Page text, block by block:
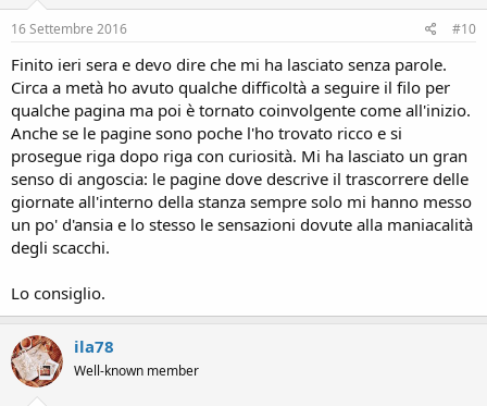
16 Settembre 2016 #10
Finito ieri sera e devo dire che mi ha lasciato senza parole.
Circa a metà ho avuto qualche difficoltà a seguire il filo per
qualche pagina ma poi è tornato coinvolgente come all'inizio.
Anche se le pagine sono poche l'ho trovato ricco e si
prosegue riga dopo riga con curiosità. Mi ha lasciato un gran
senso di angoscia: le pagine dove descrive il trascorrere delle
giornate all'interno della stanza sempre solo mi hanno messo
un po' d'ansia e lo stesso le sensazioni dovute alla maniacalità
degli scacchi.
Lo consiglio.
ila78
Well-known member